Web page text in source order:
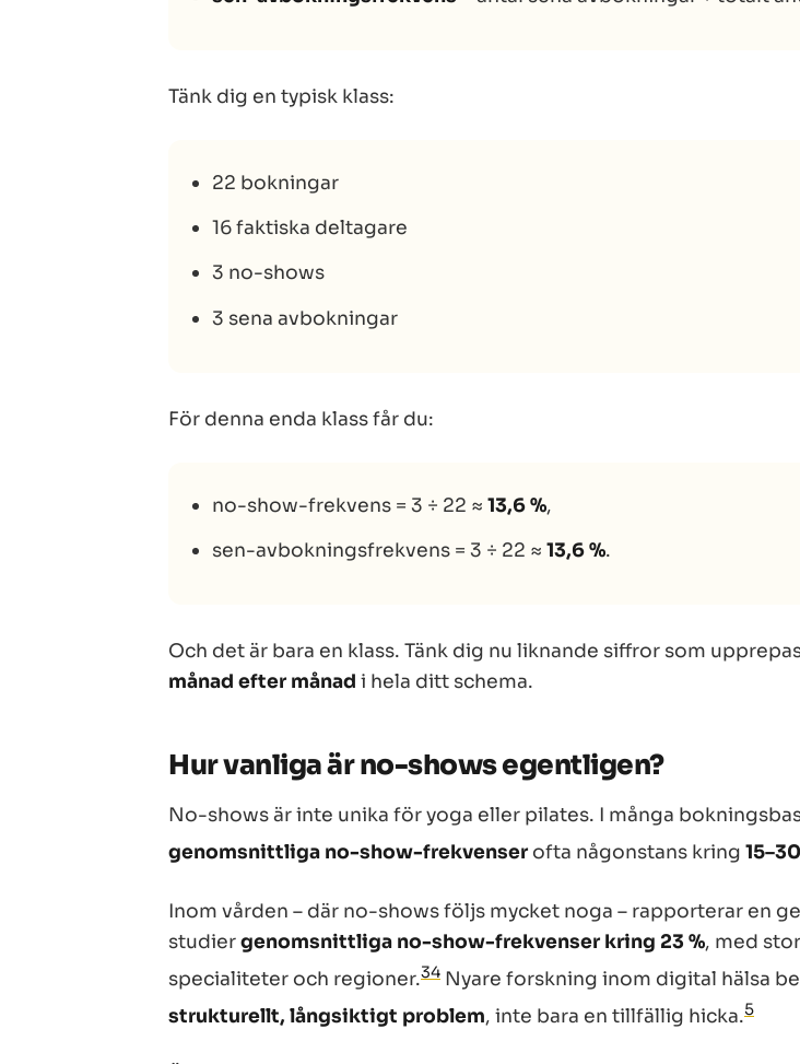
Tänk dig en typisk klass:
22 bokningar
16 faktiska deltagare
3 no-shows
3 sena avbokningar
För denna enda klass får du:
no-show-frekvens = 3 ÷ 22 ≈ 13,6 %,
sen-avbokningsfrekvens = 3 ÷ 22 ≈ 13,6 %.
Och det är bara en klass. Tänk dig nu liknande siffror som
månad efter månad i hela ditt schema.
Hur vanliga är no-shows egentligen?
No-shows är inte unika för yoga eller pilates. I många
genomsnittliga no-show-frekvenser ofta någonstans kring
Inom vården – där no-shows följs mycket noga – rapporterar en
studiergenomsnittliga no-show-frekvenser kring 23 %, med
specialiteter och regioner.34 Nyare forskning inom digital hälsa
strukturellt, långsiktigt problem, inte bara en tillfällig hicka.5